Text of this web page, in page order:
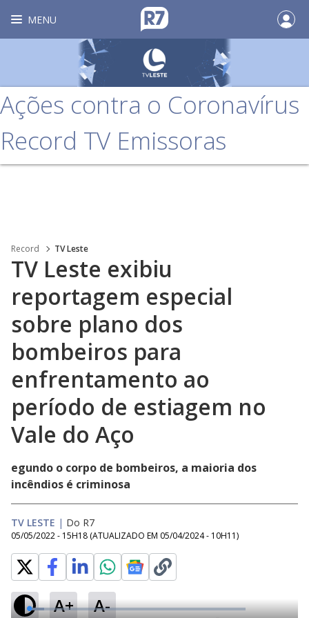
MENU
Ações contra o Coronavírus
Record TV Emissoras
Record TV Leste
TV Leste exibiu
reportagem especial
sobre plano dos
bombeiros para
enfrentamento ao
período de estiagem no
Vale do Aço
egundo o corpo de bombeiros, a maioria dos
incêndios é criminosa
TV LESTE | Do R7
05/05/2022 - 15H18 (ATUALIZADO EM 05/04/2024 - 10H11)
A+ A-
L